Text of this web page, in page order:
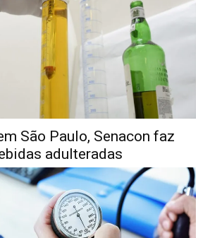
São Paulo, Senacon faz
adulteradas